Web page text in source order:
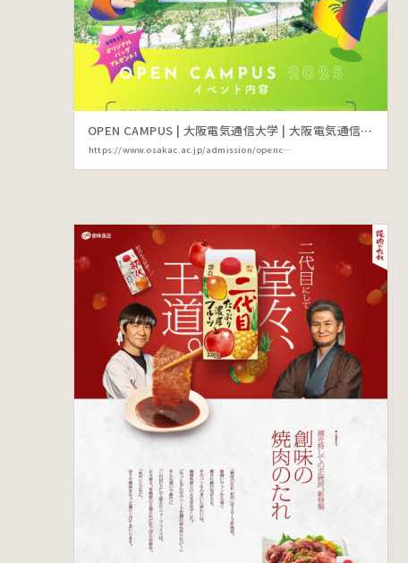
OPEN CAMPUS | 大阪電気通信大学 | 大阪電気通信大学
https://www.osakac.ac.jp/admission/opencampus/